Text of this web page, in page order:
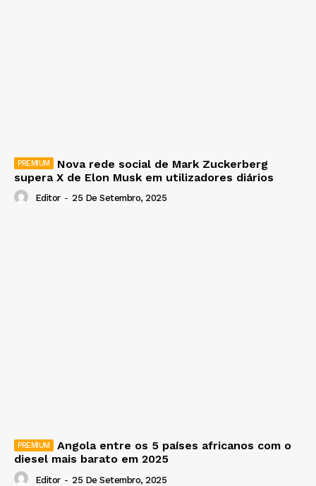
Nova rede social de Mark Zuckerberg
supera X de Elon Musk em utilizadores diários
Editor - 25 De Setembro, 2025
Angola entre os 5 países africanos com o
diesel mais barato em 2025
Editor - 25 De Setembro, 2025